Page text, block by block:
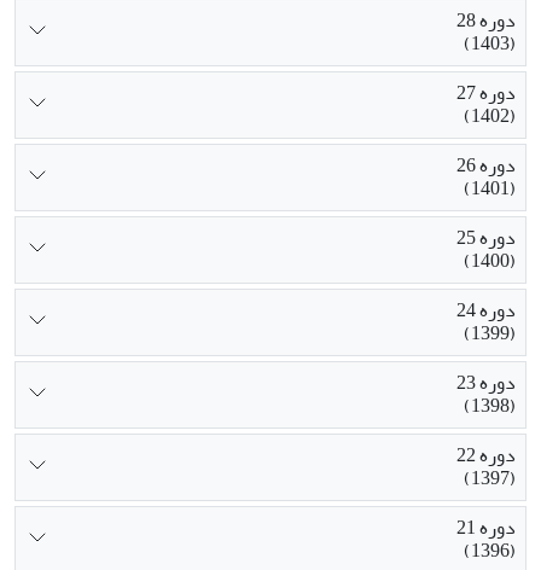
دوره 28
(1403)
دوره 27
(1402)
دوره 26
(1401)
دوره 25
(1400)
دوره 24
(1399)
دوره 23
(1398)
دوره 22
(1397)
دوره 21
(1396)